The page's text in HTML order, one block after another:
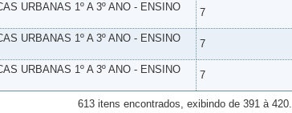
URBANAS 1º A 3º ANO - ENSINO
7
URBANAS 1º A 3º ANO - ENSINO
7
URBANAS 1º A 3º ANO - ENSINO
7
613 itens encontrados, exibindo de 391 à 420.